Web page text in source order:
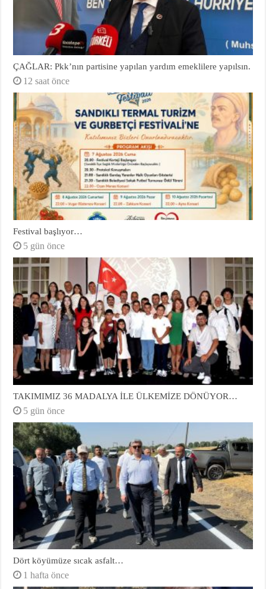
ÇAĞLAR: Pkk’nın partisine yapılan yardım emeklilere yapılsın.
12 saat önce
Festival başlıyor…
5 gün önce
TAKIMIMIZ 36 MADALYA İLE ÜLKEMİZE DÖNÜYOR…
5 gün önce
Dört köyümüze sıcak asfalt…
1 hafta önce